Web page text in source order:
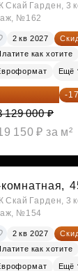
Скай Гарден, 3
№162
2 кв 2027
как хотите
Ещё
197 070 ₽ -
129 000 ₽
150 ₽ за м²
Скай Гарден, 3
№154
2 кв 2027
как хотите
Ещё